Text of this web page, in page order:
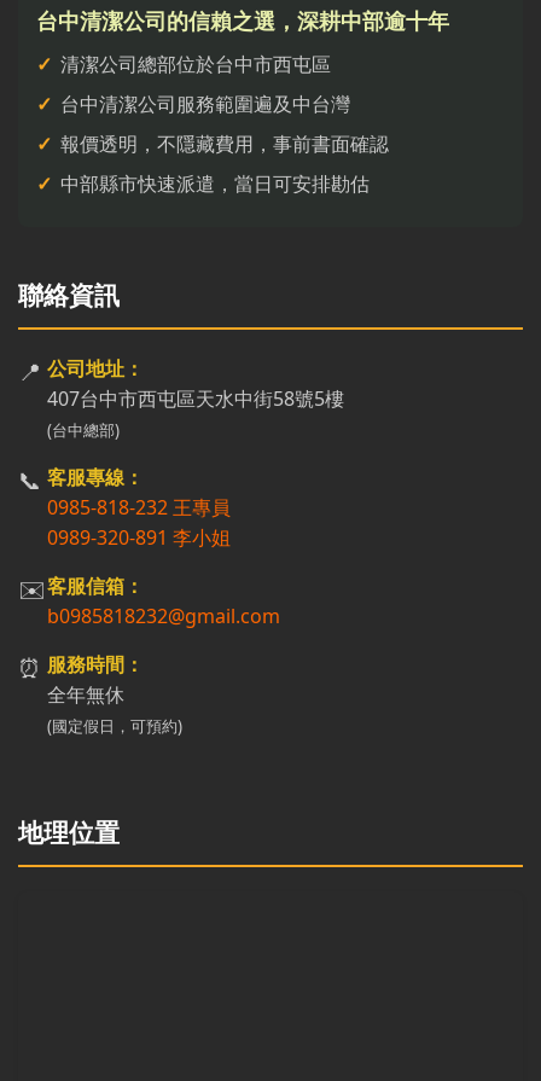
台中清潔公司的信賴之選，深耕中部逾十年
清潔公司總部位於台中市西屯區
台中清潔公司服務範圍遍及中台灣
報價透明，不隱藏費用，事前書面確認
中部縣市快速派遣，當日可安排勘估
聯絡資訊
📍 公司地址：
407台中市西屯區天水中街58號5樓
(台中總部)
📞 客服專線：
0985-818-232 王專員
0989-320-891 李小姐
✉️客服信箱：
b0985818232@gmail.com
⏰ 服務時間：
全年無休
(國定假日，可預約)
地理位置